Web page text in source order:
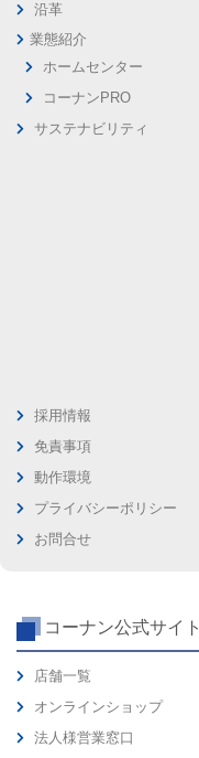
沿革
業態紹介
ホームセンター
コーナンPRO
サステナビリティ
採用情報
免責事項
動作環境
プライバシーポリシー
お問合せ
コーナン公式サイト
店舗一覧
オンラインショップ
法人様営業窓口